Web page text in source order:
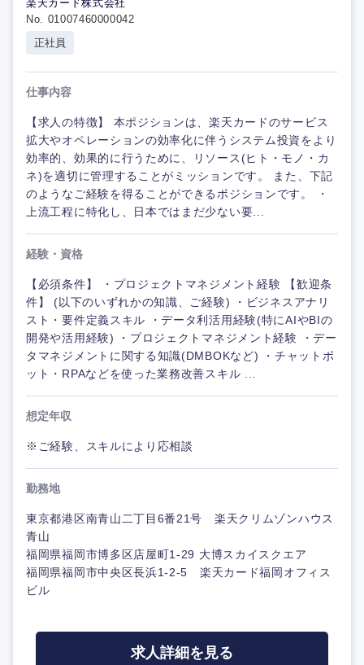
楽天カード株式会社
No. 01007460000042
正社員
仕事内容
【求人の特徴】 本ポジションは、楽天カードのサービス
拡大やオペレーションの効率化に伴うシステム投資をより
効率的、効果的に行うために、リソース(ヒト・モノ・カ
ネ)を適切に管理することがミッションです。 また、下記
のようなご経験を得ることができるポジションです。 ・
上流工程に特化し、日本ではまだ少ない要...
経験・資格
【必須条件】 ・プロジェクトマネジメント経験 【歓迎条
件】 (以下のいずれかの知識、ご経験) ・ビジネスアナリ
スト・要件定義スキル ・データ利活用経験(特にAIやBIの
開発や活用経験) ・プロジェクトマネジメント経験 ・デー
タマネジメントに関する知識(DMBOKなど) ・チャットボ
ット・RPAなどを使った業務改善スキル ...
想定年収
※ご経験、スキルにより応相談
勤務地
東京都港区南青山二丁目6番21号 楽天クリムゾンハウス
青山
福岡県福岡市博多区店屋町1-29 大博スカイスクエア
福岡県福岡市中央区長浜1-2-5 楽天カード福岡オフィス
ビル
求人詳細を見る